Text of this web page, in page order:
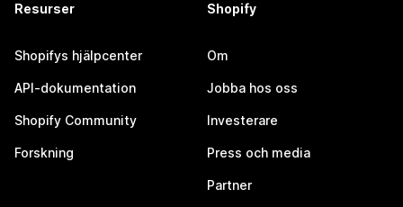
Resurser
Shopifys hjälpcenter
API-dokumentation
Shopify Community
Forskning
Shopify
Om
Jobba hos oss
Investerare
Press och media
Partner